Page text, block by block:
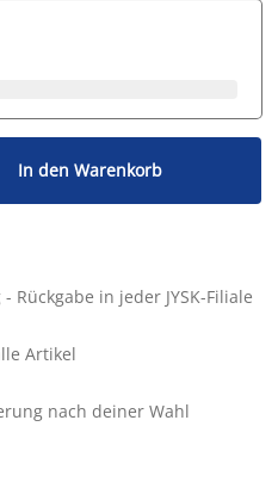
In den Warenkorb
Rückgabe in jeder JYSK-Filiale
Artikel
nach deiner Wahl